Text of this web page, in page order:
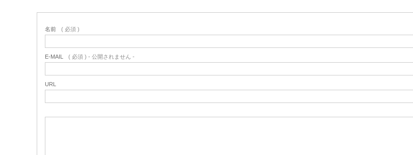
名前 ( 必須 )
E-MAIL ( 必須 ) - 公開されません -
URL